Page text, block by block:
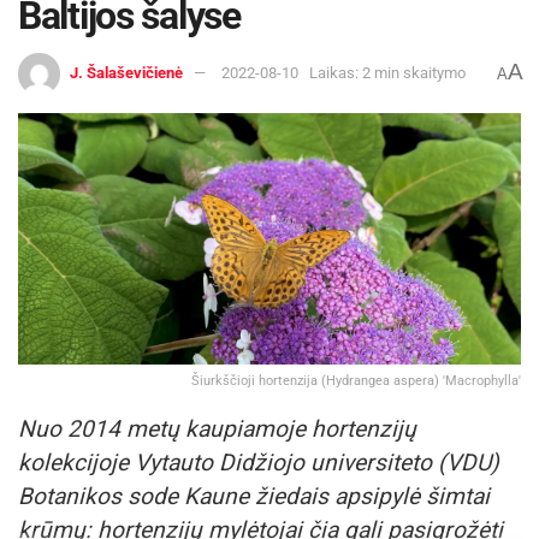
Baltijos šalyse
J. Šalaševičienė 2022-08-10 Laikas: 2 min skaitymo AA
Šiurkščioji hortenzija (Hydrangea aspera) 'Macrophylla'
Nuo 2014 metų kaupiamoje hortenzijų
kolekcijoje Vytauto Didžiojo universiteto (VDU)
Botanikos sode Kaune žiedais apsipylė šimtai
krūmų: hortenzijų mylėtojai čia gali pasigrožėti